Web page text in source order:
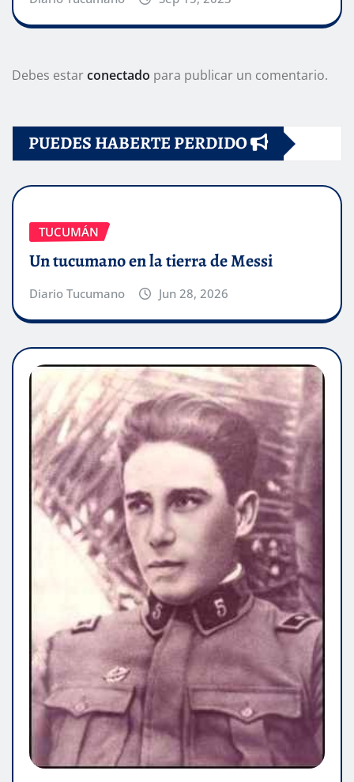
Debes estarconectado para publicar un comentario.
PUEDES HABERTE PERDIDO
TUCUMÁN
Un tucumano en la tierra de Messi
Diario Tucumano Jun 28, 2026